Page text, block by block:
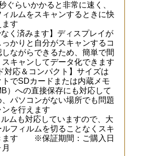
ぐらいかかると非常に速く、
ィルムをスキャンするときに快
ます
なく済みます】ディスプレイが
っかりと自分がスキャンするコ
しながらできるため、簡単で間
スキャンしてデータ化できます
対応＆コンパクト】サイズは
トでSDカードまたは内蔵メモ
）への直接保存にも対応して
、パソコンがない場所でも問題
ンを行えます
ムも対応していますので、大
フィルムを切ることなくスキ
ます ※保証期間：ご購入日